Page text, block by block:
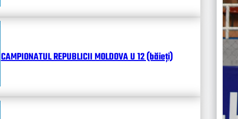
CAMPIONATUL REPUBLICII MOLDOVA U 12 (băieți)